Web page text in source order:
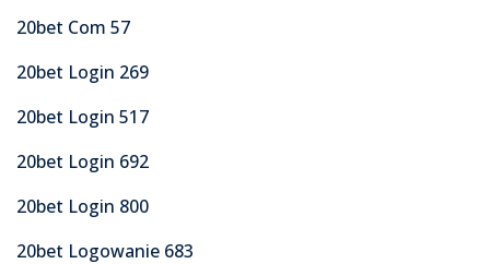
20bet Com 57
20bet Login 269
20bet Login 517
20bet Login 692
20bet Login 800
20bet Logowanie 683